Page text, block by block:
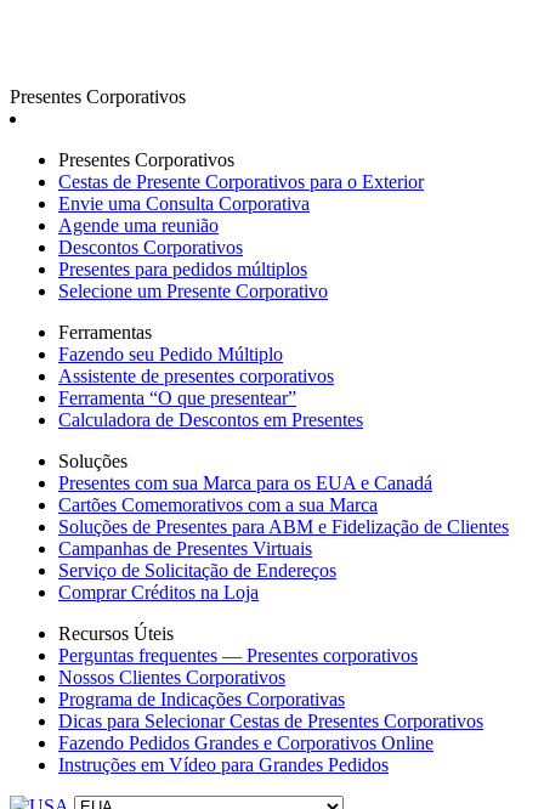
Presentes Corporativos
Presentes Corporativos
Cestas de Presente Corporativos para o Exterior
Envie uma Consulta Corporativa
Agende uma reunião
Descontos Corporativos
Presentes para pedidos múltiplos
Selecione um Presente Corporativo
Ferramentas
Fazendo seu Pedido Múltiplo
Assistente de presentes corporativos
Ferramenta “O que presentear”
Calculadora de Descontos em Presentes
Soluções
Presentes com sua Marca para os EUA e Canadá
Cartões Comemorativos com a sua Marca
Soluções de Presentes para ABM e Fidelização de Clientes
Campanhas de Presentes Virtuais
Serviço de Solicitação de Endereços
Comprar Créditos na Loja
Recursos Úteis
Perguntas frequentes — Presentes corporativos
Nossos Clientes Corporativos
Programa de Indicações Corporativas
Dicas para Selecionar Cestas de Presentes Corporativos
Fazendo Pedidos Grandes e Corporativos Online
Instruções em Vídeo para Grandes Pedidos